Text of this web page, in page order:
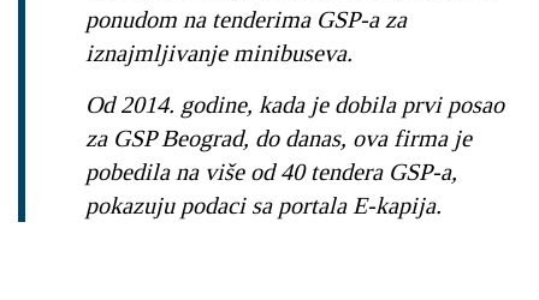
ponudom na tenderima GSP-a za
iznajmljivanje minibuseva.
Od 2014. godine, kada je dobila prvi posao
za GSP Beograd, do danas, ova firma je
pobedila na više od 40 tendera GSP-a,
pokazuju podaci sa portala E-kapija.